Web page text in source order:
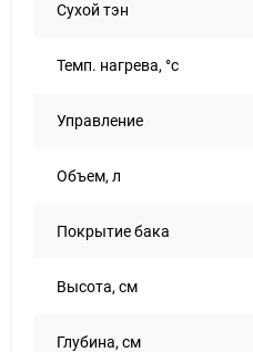
Сухой тэн
Темп. нагрева, °с
Управление
Объем, л
Покрытие бака
Высота, см
Глубина, см